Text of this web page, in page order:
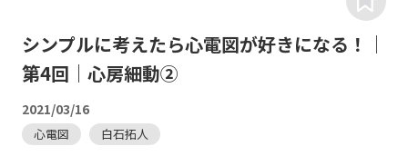
シンプルに考えたら心電図が好きになる！｜
第4回｜心房細動②
2021/03/16
心電図 白石拓人